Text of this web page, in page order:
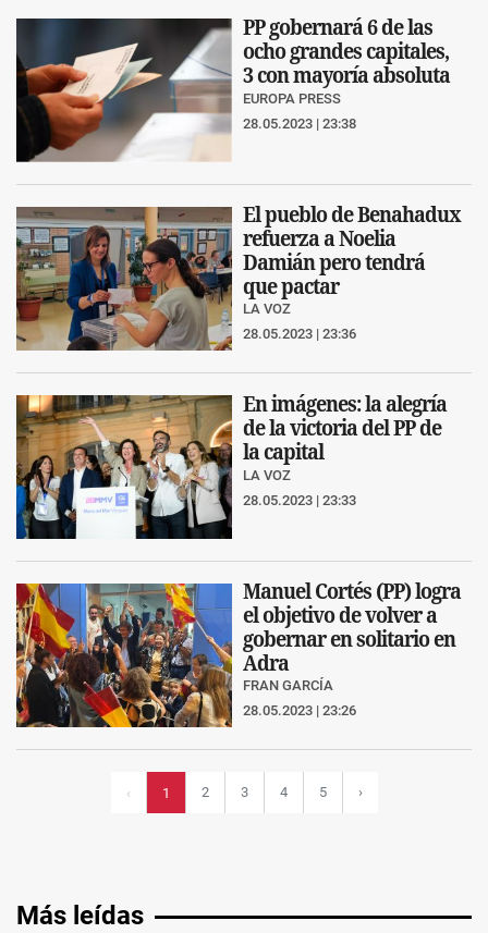
PP gobernará 6 de las
ocho grandes capitales,
3 con mayoría absoluta
EUROPA PRESS
28.05.2023 | 23:38
El pueblo de Benahadux
refuerza a Noelia
Damián pero tendrá
que pactar
LA VOZ
28.05.2023 | 23:36
En imágenes: la alegría
de la victoria del PP de
la capital
LA VOZ
28.05.2023 | 23:33
Manuel Cortés (PP) logra
el objetivo de volver a
gobernar en solitario en
Adra
FRAN GARCÍA
28.05.2023 | 23:26
‹ 1 2 3 4 5 ›
Más leídas